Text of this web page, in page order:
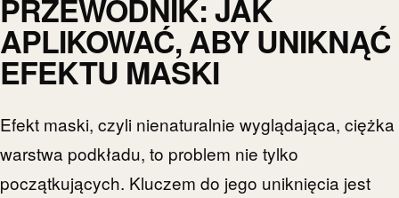
PRZEWODNIK: JAK
APLIKOWAĆ, ABY UNIKNĄĆ
EFEKTU MASKI
Efekt maski, czyli nienaturalnie wyglądająca, ciężka
warstwa podkładu, to problem nie tylko
początkujących. Kluczem do jego uniknięcia jest